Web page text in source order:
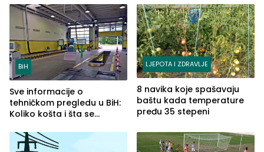
BiH
Sve informacije o
tehničkom pregledu u BiH:
Koliko košta i šta se
LJEPOTA I ZDRAVLJE
8 navika koje spašavaju
baštu kada temperature
pređu 35 stepeni